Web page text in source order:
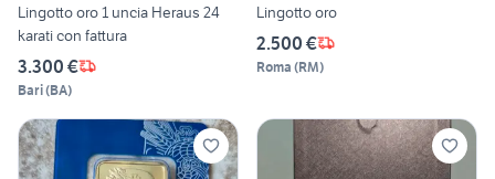
Lingotto oro 1 uncia Heraus 24
karati con fattura
3.300 €
Bari(BA)
Lingotto oro
2.500 €
Roma (RM)